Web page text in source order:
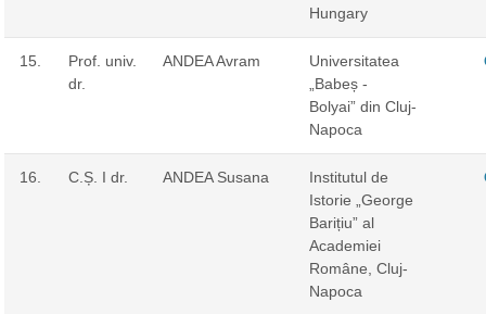
Hungary
15.
Prof. univ.
dr.
ANDEA Avram
Universitatea
„Babeș -
Bolyai” din Cluj-
Napoca
16. C.Ș. I dr. ANDEA Susana
Institutul de
Istorie „George
Barițiu” al
Academiei
Române, Cluj-
Napoca